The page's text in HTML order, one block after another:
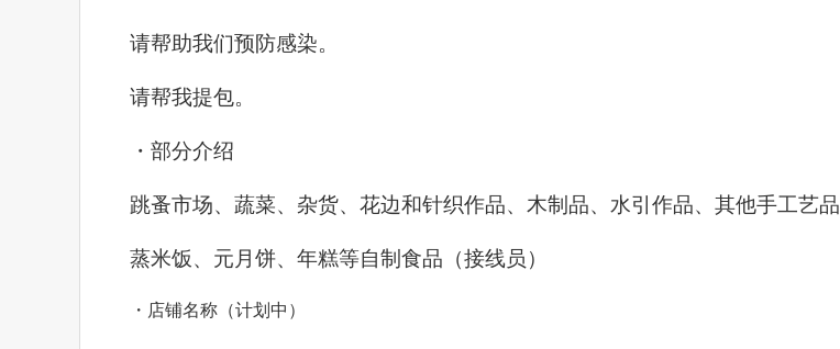
请帮助我们预防感染。
请帮我提包。
・部分介绍
跳蚤市场、蔬菜、杂货、花边和针织作品、木制品、水引作品、 其他手工艺品
蒸米饭、元月饼、年糕等自制食品（接线员）
・店铺名称（计划中）